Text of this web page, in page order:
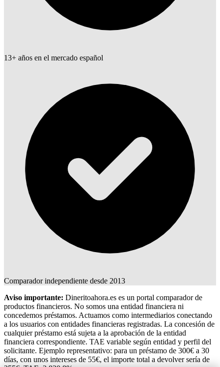
13+ años en el mercado español
Comparador independiente desde 2013
Aviso importante: Dineritoahora.es es un portal comparador de
productos financieros. No somos una entidad financiera ni
concedemos préstamos. Actuamos como intermediarios conectando
a los usuarios con entidades financieras registradas. La concesión de
cualquier préstamo está sujeta a la aprobación de la entidad
financiera correspondiente. TAE variable según entidad y perfil del
solicitante. Ejemplo representativo: para un préstamo de 300€ a 30
días, con unos intereses de 55€, el importe total a devolver sería de